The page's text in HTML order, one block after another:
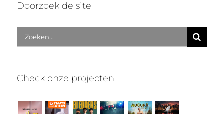
Doorzoek de site
Zoek
naar:
Check onze projecten